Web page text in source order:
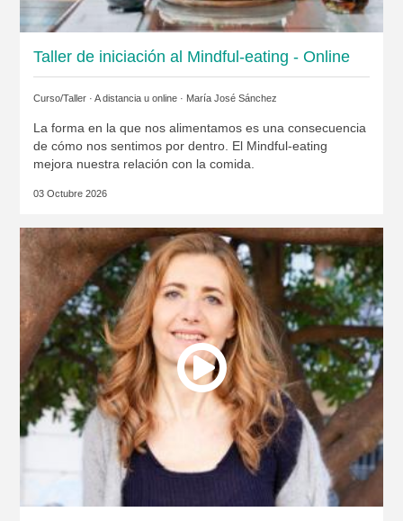
Taller de iniciación al Mindful-eating - Online
Curso/Taller · A distancia u online · María José Sánchez
La forma en la que nos alimentamos es una consecuencia
de cómo nos sentimos por dentro. El Mindful-eating
mejora nuestra relación con la comida.
03 Octubre 2026